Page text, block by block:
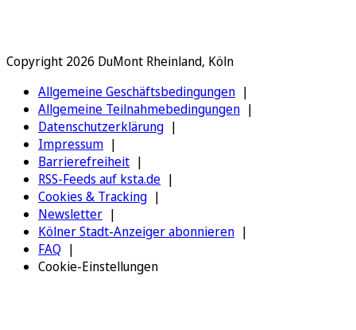
Copyright 2026 DuMont Rheinland, Köln
Allgemeine Geschäftsbedingungen
Allgemeine Teilnahmebedingungen
Datenschutzerklärung
Impressum
Barrierefreiheit
RSS-Feeds auf ksta.de
Cookies & Tracking
Newsletter
Kölner Stadt-Anzeiger abonnieren
FAQ
Cookie-Einstellungen